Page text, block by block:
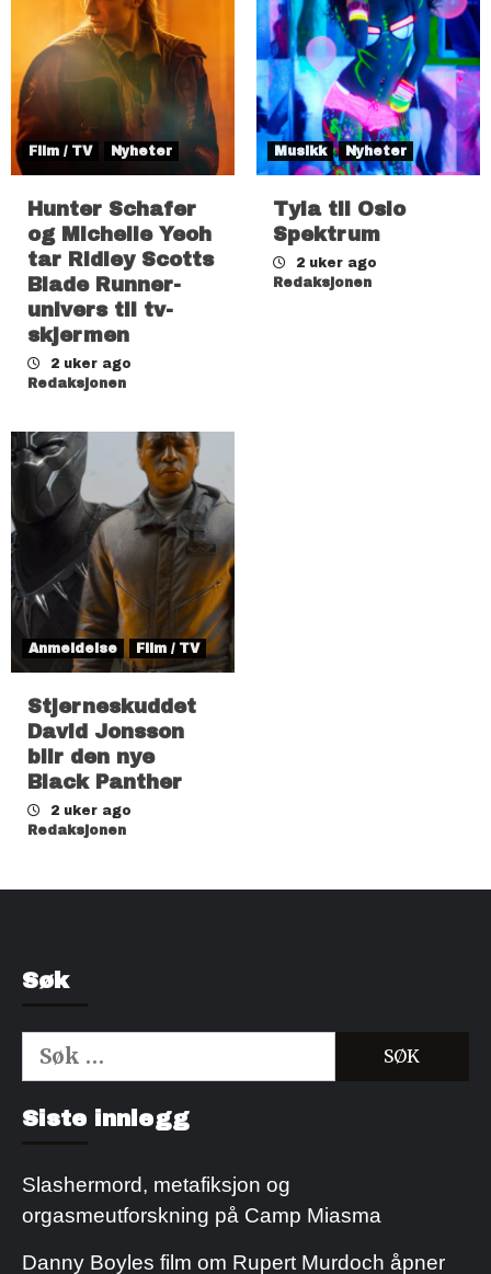
Film / TV Nyheter
Hunter Schafer
og Michelle Yeoh
tar Ridley Scotts
Blade Runner-
univers til tv-
skjermen
2 uker ago
Redaksjonen
Musikk Nyheter
Tyla til Oslo
Spektrum
2 uker ago
Redaksjonen
Anmeldelse Film / TV
Stjerneskuddet
David Jonsson
blir den nye
Black Panther
2 uker ago
Redaksjonen
Søk
Søk
etter:
Siste innlegg
Slashermord, metafiksjon og
orgasmeutforskning på Camp Miasma
Danny Boyles film om Rupert Murdoch åpner